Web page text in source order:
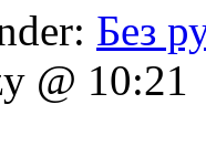
Без
@ 10:21